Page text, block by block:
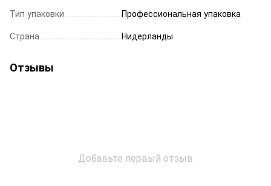
Тип упаковки
Профессиональная упаковка
Страна
Нидерланды
Отзывы
Добавьте первый отзыв